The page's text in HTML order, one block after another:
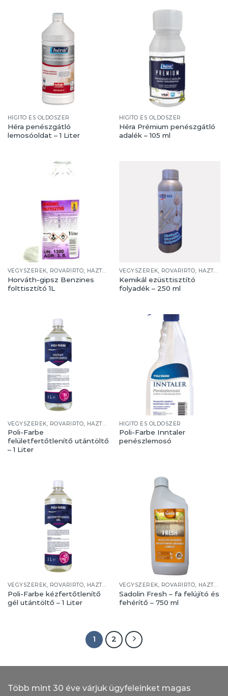
HÍGÍTÓ ÉS OLDÓSZER
Héra penészgátló
lemosóoldat – 1 Liter
HÍGÍTÓ ÉS OLDÓSZER
Héra Prémium penészgátló
adalék – 105 ml
VEGYSZEREK, ROVARÍRTÓ, HÁZTARTÁS
Horváth-gipsz Benzines
folttisztító 1L
VEGYSZEREK, ROVARÍRTÓ, HÁZTARTÁS
Kemikál ezüsttisztító
folyadék – 250 ml
VEGYSZEREK, ROVARÍRTÓ, HÁZTARTÁS
Poli-Farbe
felületfertőtlenítő utántöltő
– 1 Liter
HÍGÍTÓ ÉS OLDÓSZER
Poli-Farbe Inntaler
penészlemosó
VEGYSZEREK, ROVARÍRTÓ, HÁZTARTÁS
Poli-Farbe kézfertőtlenítő
gél utántöltő – 1 Liter
VEGYSZEREK, ROVARÍRTÓ, HÁZTARTÁS
Sadolin Fresh – fa felújító és
fehérítő – 750 ml
1 2
Több mint 30 éve várjuk ügyfeleinket magas